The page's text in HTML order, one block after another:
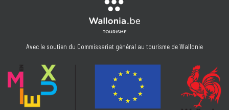
Avec le soutien du Commissariat général au tourisme de Wallonie